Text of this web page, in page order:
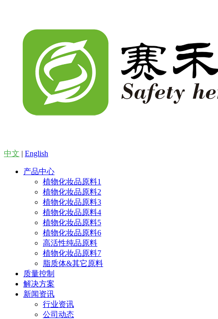
中文 | English
产品中心
植物化妆品原料1
植物化妆品原料2
植物化妆品原料3
植物化妆品原料4
植物化妆品原料5
植物化妆品原料6
高活性纯品原料
植物化妆品原料7
脂质体&其它原料
质量控制
解决方案
新闻资讯
行业资讯
公司动态